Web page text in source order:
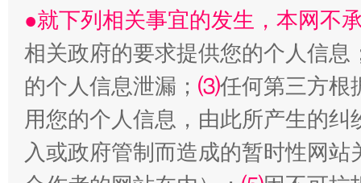
受贿1.44亿！段成刚被判无期 从幼
●就下列相关事宜的发生，本网不
相关政府的要求提供您的个人信息
的个人信息泄漏； ⑶任何第三方根
用您的个人信息，由此所产生的纠
入或政府管制而造成的暂时性网